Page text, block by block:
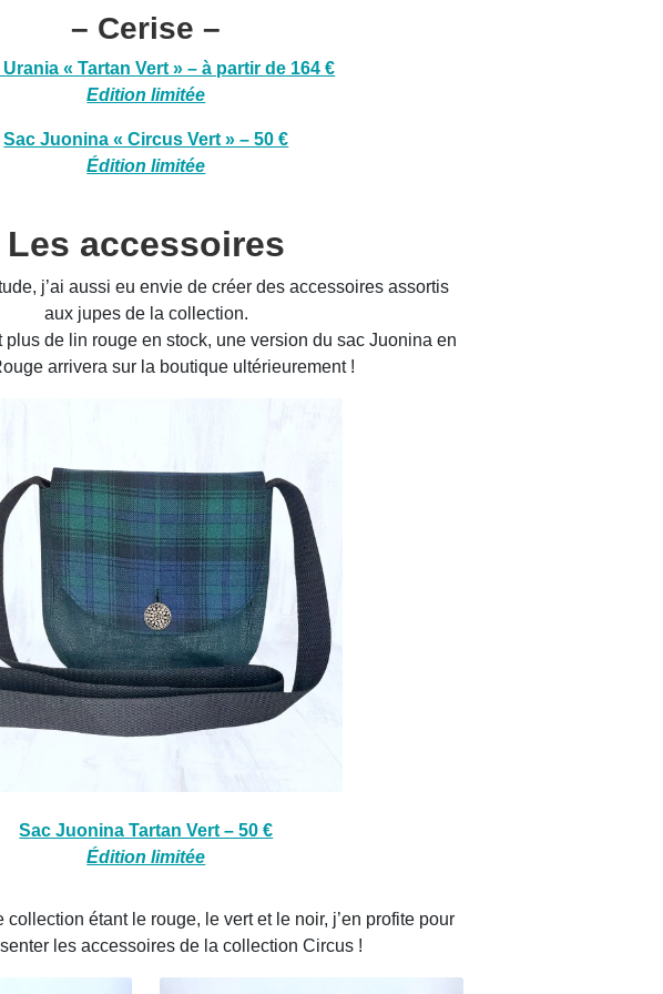
– Cerise –
« Tartan Vert » – à partir de 164 €
Edition limitée
Sac Juonina « Circus Vert » – 50 €
Édition limitée
Les accessoires
j’ai aussi eu envie de créer des accessoires assortis
aux jupes de la collection.
plus de lin rouge en stock, une version du sac Juonina en
arrivera sur la boutique ultérieurement !
Sac Juonina Tartan Vert – 50 €
Édition limitée
collection étant le rouge, le vert et le noir, j’en profite pour
les accessoires de la collection Circus !